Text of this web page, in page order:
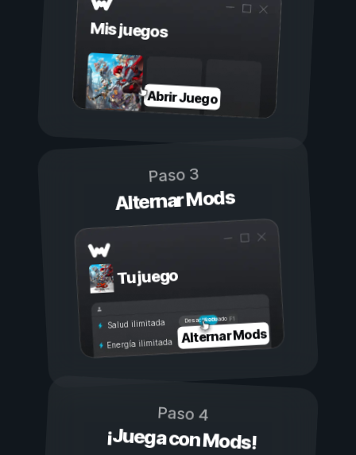
Mis juegos
Abrir Juego
Paso 3
Alternar Mods
Tu juego
Activado
Desactivado
Salud ilimitada
Energía ilimitada Alternar Mods
Paso 4
¡Juega con Mods!